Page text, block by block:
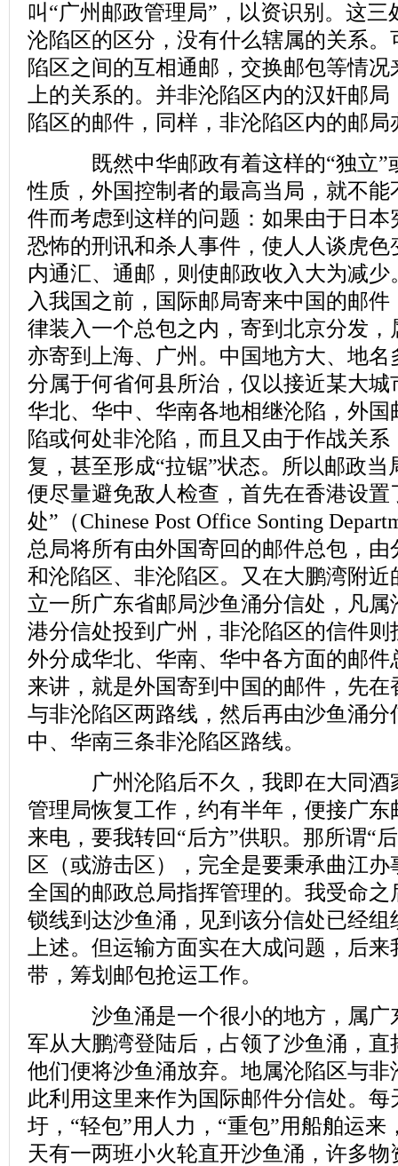
叫“广州邮政管理局”，以资识别。这
沦陷区的区分，没有什么辖属的关系
陷区之间的互相通邮，交换邮包等情
上的关系的。并非沦陷区内的汉奸邮
陷区的邮件，同样，非沦陷区内的邮局
既然中华邮政有着这样的“独立”或
性质，外国控制者的最高当局，就不
件而考虑到这样的问题：如果由于日
恐怖的刑讯和杀人事件，使人人谈虎
内通汇、通邮，则使邮政收入大为减
入我国之前，国际邮局寄来中国的邮
律装入一个总包之内，寄到北京分发
亦寄到上海、广州。中国地方大、地
分属于何省何县所治，仅以接近某大
华北、华中、华南各地相继沦陷，外
陷或何处非沦陷，而且又由于作战关
复，甚至形成“拉锯”状态。所以邮政
便尽量避免敌人检查，首先在香港设置
处”（Chinese Post Office Sonting
总局将所有由外国寄回的邮件总包，
和沦陷区、非沦陷区。又在大鹏湾附
立一所广东省邮局沙鱼涌分信处，凡
港分信处投到广州，非沦陷区的信件
外分成华北、华南、华中各方面的邮
来讲，就是外国寄到中国的邮件，先
与非沦陷区两路线，然后再由沙鱼涌
中、华南三条非沦陷区路线。
广州沦陷后不久，我即在大同酒
管理局恢复工作，约有半年，便接广
来电，要我转回“后方”供职。那所谓“
区（或游击区），完全是要秉承曲江
全国的邮政总局指挥管理的。我受命
锁线到达沙鱼涌，见到该分信处已经
上述。但运输方面实在大成问题，后
带，筹划邮包抢运工作。
沙鱼涌是一个很小的地方，属广
军从大鹏湾登陆后，占领了沙鱼涌，
他们便将沙鱼涌放弃。地属沦陷区与
此利用这里来作为国际邮件分信处。
圩，“轻包”用人力，“重包”用船舶运
天有一两班小火轮直开沙鱼涌，许多